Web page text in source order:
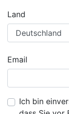
Land
Email
Ich bin